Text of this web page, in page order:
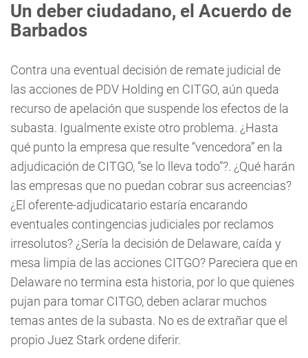
Un deber ciudadano, el Acuerdo de
Barbados
Contra una eventual decisión de remate judicial de
las acciones de PDV Holding en CITGO, aún queda
recurso de apelación que suspende los efectos de la
subasta. Igualmente existe otro problema. ¿Hasta
qué punto la empresa que resulte “vencedora” en la
adjudicación de CITGO, “se lo lleva todo”?. ¿Qué harán
las empresas que no puedan cobrar sus acreencias?
¿El oferente-adjudicatario estaría encarando
eventuales contingencias judiciales por reclamos
irresolutos? ¿Sería la decisión de Delaware, caída y
mesa limpia de las acciones CITGO? Pareciera que en
Delaware no termina esta historia, por lo que quienes
pujan para tomar CITGO, deben aclarar muchos
temas antes de la subasta. No es de extrañar que el
propio Juez Stark ordene diferir.